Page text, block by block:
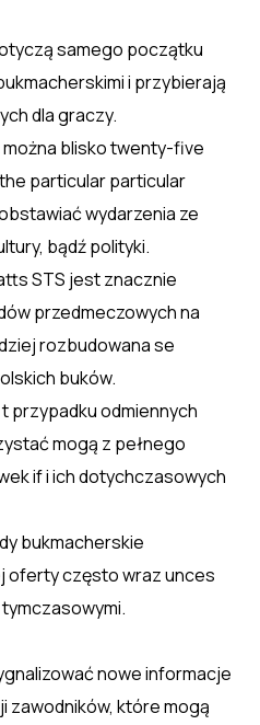
samego początku
i przybierają
dla graczy.
blisko twenty-five
particular particular
wydarzenia ze
bądź polityki.
STS jest znacznie
przedmeczowych na
rozbudowana se
buków.
przypadku odmiennych
mogą z pełnego
if i ich dotychczasowych
bukmacherskie
oferty często wraz unces
nowe informacje
zawodników, które mogą